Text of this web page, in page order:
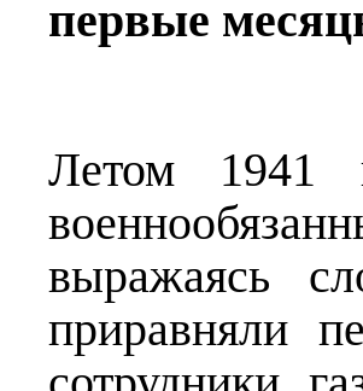
первые
Летом 1941
выражаясь
приравняли